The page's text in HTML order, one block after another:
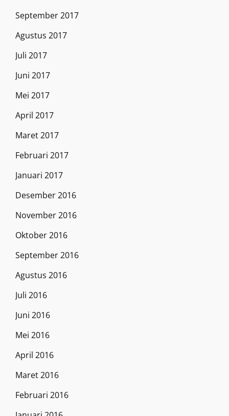
September 2017
Agustus 2017
Juli 2017
Juni 2017
Mei 2017
April 2017
Maret 2017
Februari 2017
Januari 2017
Desember 2016
November 2016
Oktober 2016
September 2016
Agustus 2016
Juli 2016
Juni 2016
Mei 2016
April 2016
Maret 2016
Februari 2016